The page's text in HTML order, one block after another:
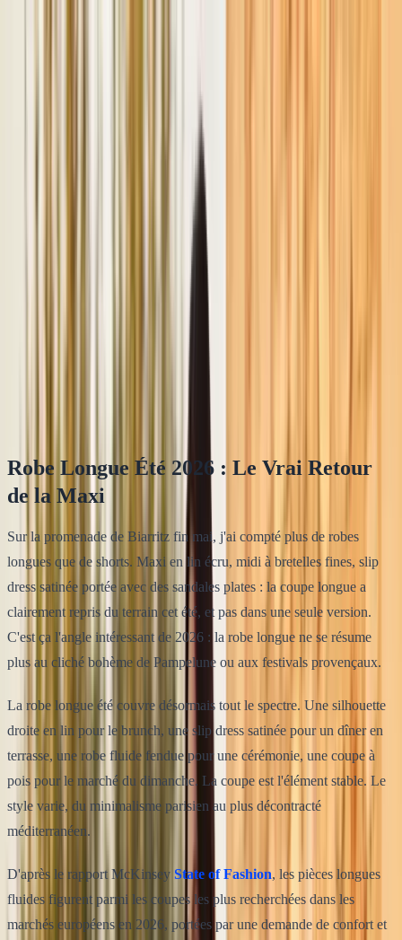
Robe Longue Été 2026 : Comment la Porter
mode-femme-2026 robe-maxi
Robe Longue Été 2026 : Comment la
Robe Longue Été 2026 : Le Vrai Retour
de la Maxi
Sur la promenade de Biarritz fin mai, j'ai compté plus de robes
longues que de shorts. Maxi en lin écru, midi à bretelles fines, slip
dress satinée portée avec des sandales plates : la coupe longue a
clairement repris du terrain cet été, et pas dans une seule version.
C'est ça l'angle intéressant de 2026 : la robe longue ne se résume
plus au cliché bohème de Pampelune ou aux festivals provençaux.
La robe longue été couvre désormais tout le spectre. Une silhouette
droite en lin pour le brunch, une slip dress satinée pour un dîner en
terrasse, une robe fluide fendue pour une cérémonie, une coupe à
pois pour le marché du dimanche. La coupe est l'élément stable. Le
style varie, du minimalisme parisien au plus décontracté
méditerranéen.
D'après le rapport McKinsey State of Fashion, les pièces longues
fluides figurent parmi les coupes les plus recherchées dans les
marchés européens en 2026, portées par une demande de confort et